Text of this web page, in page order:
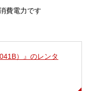
費電力です
）』のレンタ